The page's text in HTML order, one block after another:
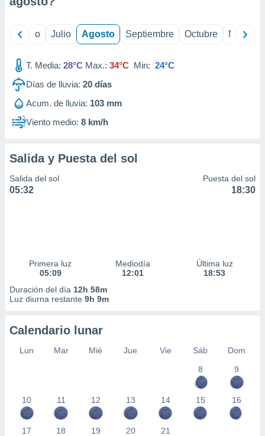
mediante
publicidad
publicidad
1199
Junio Julio Agosto Septiembre Octubre
T. Media: 28°C Max.: 34°C Min: 24°C
Días de lluvia: 20 días
Acum. de lluvia: 103 mm
Viento medio: 8 km/h
Salida y Puesta del sol
Salida del sol
05:32
Puesta del sol
18:30
Primera luz
05:09
Mediodía
12:01
Última luz
18:53
Duración del día 12h 58m
Luz diurna restante 9h 9m
Calendario lunar
Lun Mar Mié Jue Vie Sáb
Dom
8
9
10 11 12 13 14 15 16
17 18 19 20 21